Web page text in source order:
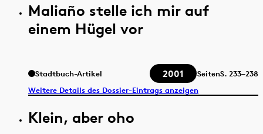
Maliaño stelle ich mir auf
einem Hügel vor
Stadtbuch-Artikel 2001 SeitenS. 233–238
Weitere Details des Dossier-Eintrags anzeigen
Klein, aber oho